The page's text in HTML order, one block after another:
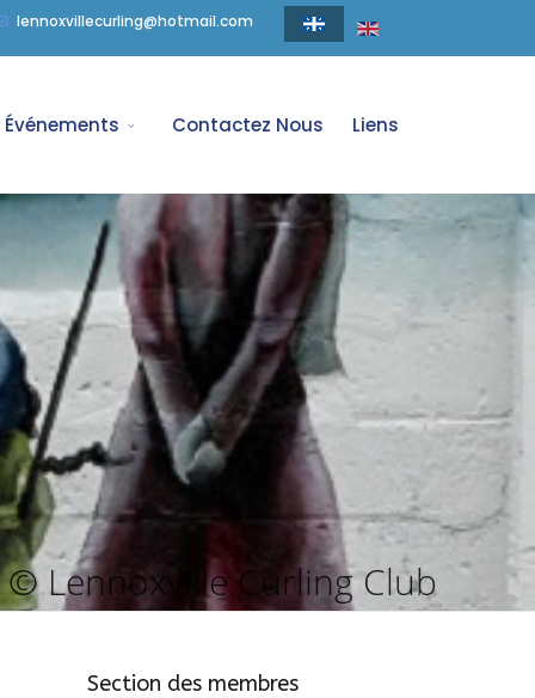
lennoxvillecurling@hotmail.com
Événements Contactez Nous Liens
© Lennoxville Curling Club
Section des membres